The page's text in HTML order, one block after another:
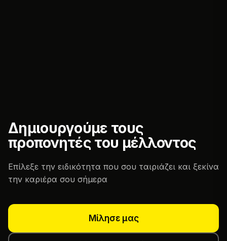
Δημιουργούμε τους
προπονητές του μέλλοντος
Επίλεξε την ειδικότητα που σου ταιριάζει και ξεκίνα
την καριέρα σου σήμερα
Μίλησε μας